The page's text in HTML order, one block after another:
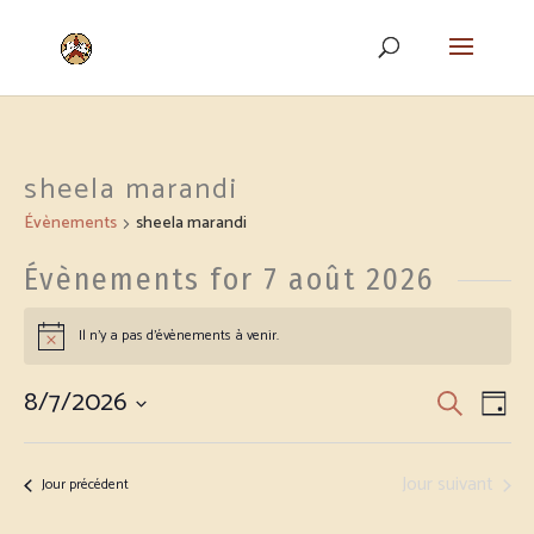
sheela marandi
Évènements sheela marandi
Évènements for 7 août 2026
Notice Il n’y a pas d’évènements à venir.
de
Recherche
de
Jour
8/7/2026
Sélectionnez
date.Jour précédent Jour suivant